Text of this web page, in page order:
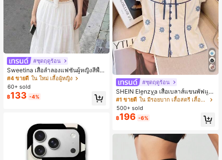
#ชุดฤดูร้อน
Sweetina เสื้อลำลองแฟชั่นผู้หญิงสีพื้น
แต่งระบายอเนกประสงค์
#4 ขายดี ใน ใหม่ เสื้อผู้หญิง
60+ sold
฿133 -4%
#ชุดฤดูร้อน
SHEIN Elenzya เสื้อเบลาส์แขนพัฟแต่
งระบายสีพื้นสีน้ำเงินสำหรับผู้หญิง, เสื้อ
ครอปเข้ารูปผูกโบว์คอวีตัดกันสำหรับฤ
ดูร้อน
#1 ขายดี
ใน มีรอยบาก เสื้อสตรี เสื้อเบลาส์ & Tee
500+ sold
฿196 -6%